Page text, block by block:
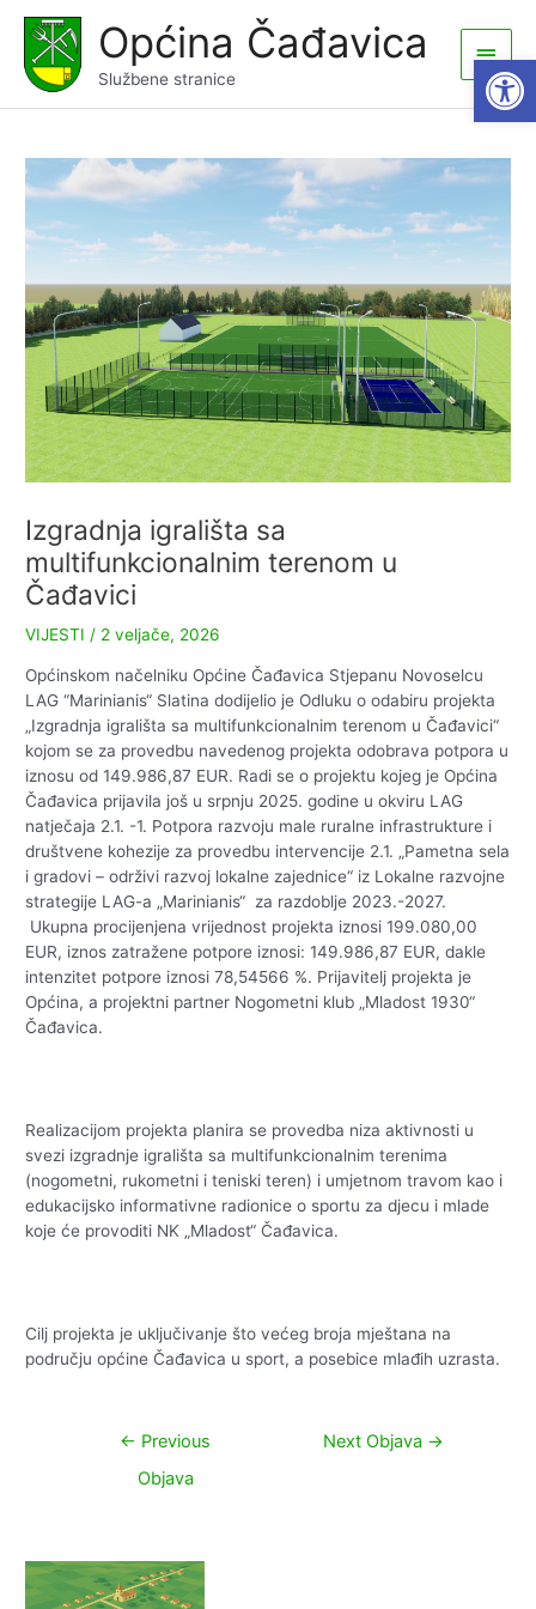
content
Općina Čađavica
Službene stranice
Main
Menu
Izgradnja igrališta sa
multifunkcionalnim terenom u
Čađavici
VIJESTI / 2 veljače, 2026
Općinskom načelniku Općine Čađavica Stjepanu Novoselcu
LAG “Marinianis“ Slatina dodijelio je Odluku o odabiru projekta
„Izgradnja igrališta sa multifunkcionalnim terenom u Čađavici“
kojom se za provedbu navedenog projekta odobrava potpora u
iznosu od 149.986,87 EUR. Radi se o projektu kojeg je Općina
Čađavica prijavila još u srpnju 2025. godine u okviru LAG
natječaja 2.1. -1. Potpora razvoju male ruralne infrastrukture i
društvene kohezije za provedbu intervencije 2.1. „Pametna sela
i gradovi – održivi razvoj lokalne zajednice“ iz Lokalne razvojne
strategije LAG-a „Marinianis“ za razdoblje 2023.-2027.
Ukupna procijenjena vrijednost projekta iznosi 199.080,00
EUR, iznos zatražene potpore iznosi: 149.986,87 EUR, dakle
intenzitet potpore iznosi 78,54566 %. Prijavitelj projekta je
Općina, a projektni partner Nogometni klub „Mladost 1930“
Čađavica.
Realizacijom projekta planira se provedba niza aktivnosti u
svezi izgradnje igrališta sa multifunkcionalnim terenima
(nogometni, rukometni i teniski teren) i umjetnom travom kao i
edukacijsko informativne radionice o sportu za djecu i mlade
koje će provoditi NK „Mladost“ Čađavica.
Cilj projekta je uključivanje što većeg broja mještana na
području općine Čađavica u sport, a posebice mlađih uzrasta.
Navigacija
← Previous
Objava
Next Objava →